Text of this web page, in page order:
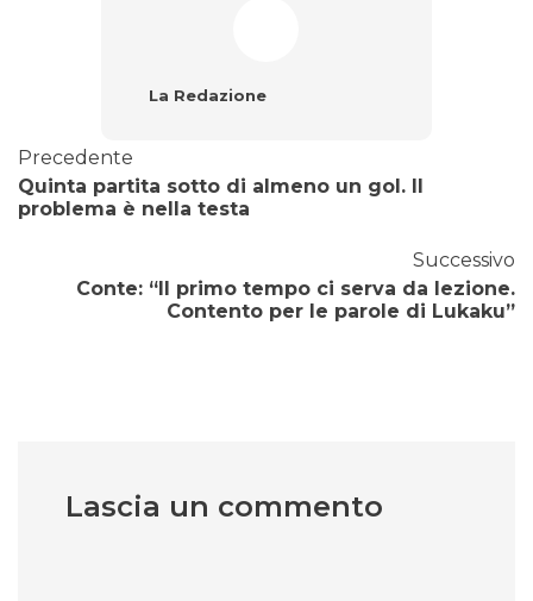
La Redazione
Precedente
Quinta partita sotto di almeno un gol. Il
problema è nella testa
Successivo
Conte: “Il primo tempo ci serva da lezione.
Contento per le parole di Lukaku”
Lascia un commento